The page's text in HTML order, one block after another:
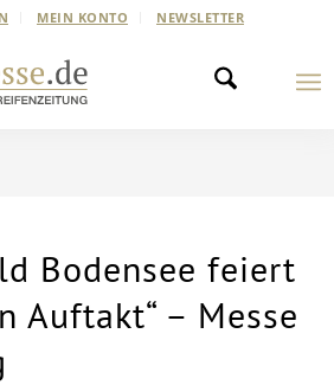
MEIN KONTO NEWSLETTER
Bodensee feiert
Auftakt“ – Messe